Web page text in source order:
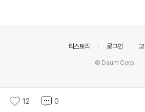
12 0
티스토리 로그인
© Daum Corp.